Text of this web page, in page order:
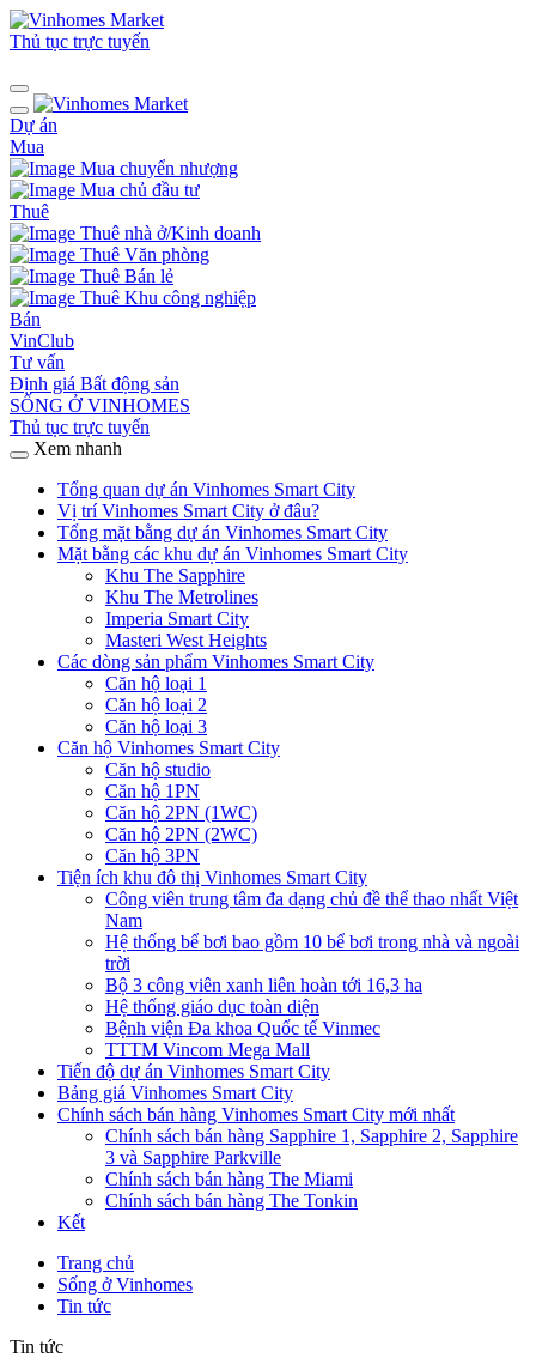
Thủ tục trực tuyến
Dự án
Mua
Mua chuyển nhượng
Mua chủ đầu tư
Thuê
Thuê nhà ở/Kinh doanh
Thuê Văn phòng
Thuê Bán lẻ
Thuê Khu công nghiệp
Bán
VinClub
Tư vấn
Định giá Bất động sản
SỐNG Ở VINHOMES
Thủ tục trực tuyến
Xem nhanh
Tổng quan dự án Vinhomes Smart City
Vị trí Vinhomes Smart City ở đâu?
Tổng mặt bằng dự án Vinhomes Smart City
Mặt bằng các khu dự án Vinhomes Smart City
Khu The Sapphire
Khu The Metrolines
Imperia Smart City
Masteri West Heights
Các dòng sản phẩm Vinhomes Smart City
Căn hộ loại 1
Căn hộ loại 2
Căn hộ loại 3
Căn hộ Vinhomes Smart City
Căn hộ studio
Căn hộ 1PN
Căn hộ 2PN (1WC)
Căn hộ 2PN (2WC)
Căn hộ 3PN
Tiện ích khu đô thị Vinhomes Smart City
Công viên trung tâm đa dạng chủ đề thể thao nhất Việt
Nam
Hệ thống bể bơi bao gồm 10 bể bơi trong nhà và ngoài
trời
Bộ 3 công viên xanh liên hoàn tới 16,3 ha
Hệ thống giáo dục toàn diện
Bệnh viện Đa khoa Quốc tế Vinmec
TTTM Vincom Mega Mall
Tiến độ dự án Vinhomes Smart City
Bảng giá Vinhomes Smart City
Chính sách bán hàng Vinhomes Smart City mới nhất
Chính sách bán hàng Sapphire 1, Sapphire 2, Sapphire
3 và Sapphire Parkville
Chính sách bán hàng The Miami
Chính sách bán hàng The Tonkin
Kết
Trang chủ
Sống ở Vinhomes
Tin tức
Tin tức